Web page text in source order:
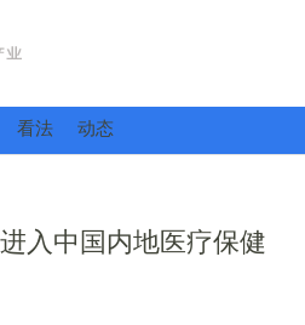
看法 动态
入中国内地医疗保健